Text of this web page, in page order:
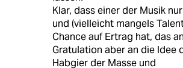
Klar, dass einer der Musik
und (vielleicht mangels
Chance auf Ertrag hat, das
Gratulation aber an die Idee
Habgier der Masse und